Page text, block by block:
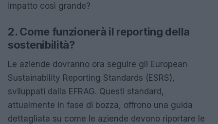
impatto così grande?
2. Come funzionerà il reporting della
sostenibilità?
Le aziende dovranno ora seguire gli European
Sustainability Reporting Standards (ESRS),
sviluppati dalla EFRAG. Questi standard,
attualmente in fase di bozza, offrono una guida
dettagliata su come le aziende devono riportare le